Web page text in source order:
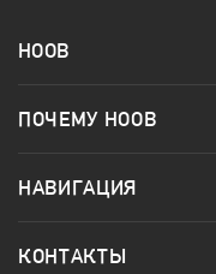
HOOB
ПОЧЕМУ HOOB
НАВИГАЦИЯ
КОНТАКТЫ